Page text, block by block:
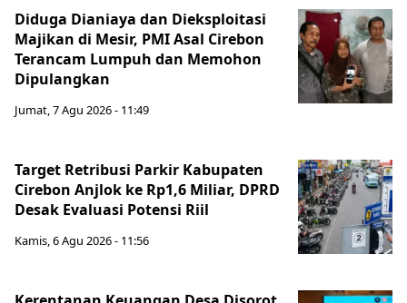
Diduga Dianiaya dan Dieksploitasi
Majikan di Mesir, PMI Asal Cirebon
Terancam Lumpuh dan Memohon
Dipulangkan
Jumat, 7 Agu 2026 - 11:49
Target Retribusi Parkir Kabupaten
Cirebon Anjlok ke Rp1,6 Miliar, DPRD
Desak Evaluasi Potensi Riil
Kamis, 6 Agu 2026 - 11:56